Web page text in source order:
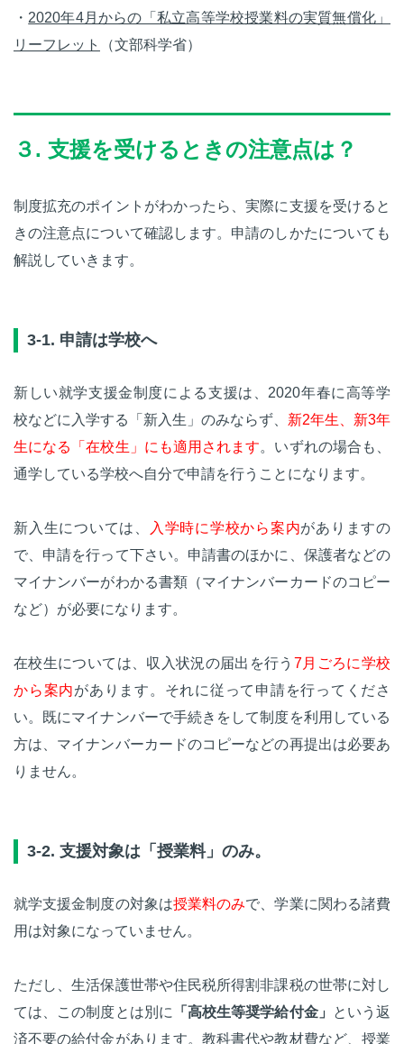
・ 2020年4月からの「私立高等学校授業料の実質無償化」
リーフレット
（文部科学省）
３. 支援を受けるときの注意点は？
制度拡充のポイントがわかったら、実際に支援を受けると
きの注意点について確認します。申請のしかたについても
解説していきます。
3-1. 申請は学校へ
新しい就学支援金制度による支援は、2020年春に高等学
校などに入学する「新入生」のみならず、 新2年生、新3年
生になる「在校生」にも適用されます。いずれの場合も、
通学している学校へ自分で申請を行うことになります。
新入生については、 入学時に学校から案内がありますの
で、申請を行って下さい。申請書のほかに、保護者などの
マイナンバーがわかる書類（マイナンバーカードのコピー
など）が必要になります。
在校生については、収入状況の届出を行う 7月ごろに学校
から案内があります。それに従って申請を行ってくださ
い。既にマイナンバーで手続きをして制度を利用している
方は、マイナンバーカードのコピーなどの再提出は必要あ
りません。
3-2. 支援対象は「授業料」のみ。
就学支援金制度の対象は授業料のみで、学業に関わる諸費
用は対象になっていません。
ただし、生活保護世帯や住民税所得割非課税の世帯に対し
ては、この制度とは別に
「高校生等奨学給付金」
という返
済不要の給付金があります。教科書代や教材費など、授業